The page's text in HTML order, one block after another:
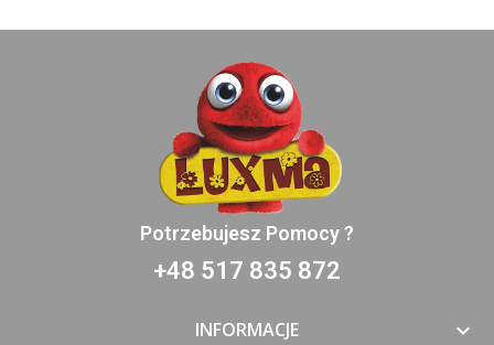
Potrzebujesz Pomocy ?
+48 517 835 872
INFORMACJE 